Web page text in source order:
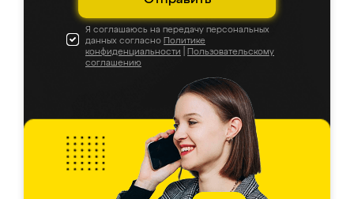
Я соглашаюсь на передачу персональных
данных согласно Политике
конфиденциальности
Пользовательскому
соглашению